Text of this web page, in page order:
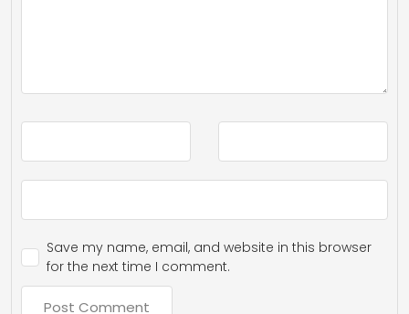
Save my name, email, and website in this browser
for the next time I comment.